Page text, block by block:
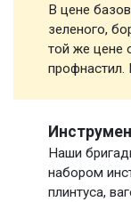
В цене
зеленого,
той же цене
профнастил.
Наши
набором
плинтуса,